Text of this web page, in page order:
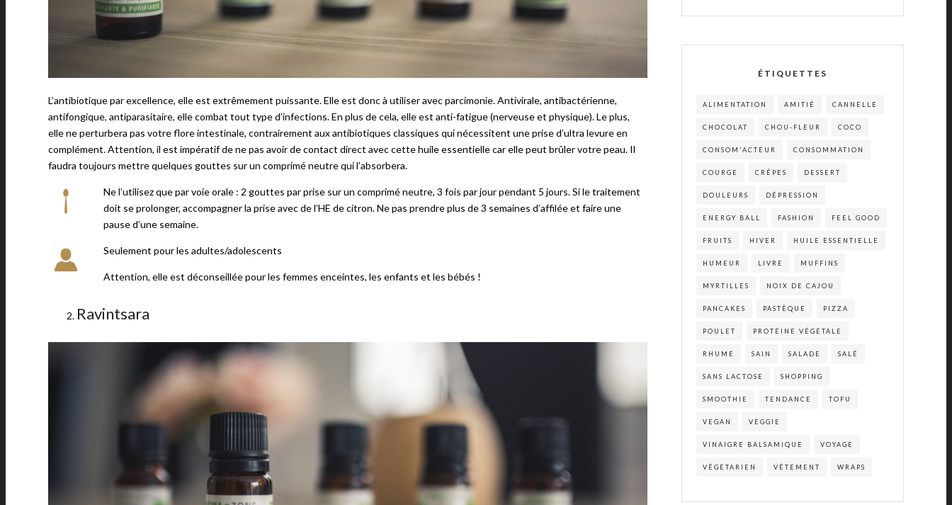
L’antibiotique par excellence, elle est extrêmement puissante. Elle est donc à utiliser avec parcimonie. Antivirale, antibactérienne,
antifongique, antiparasitaire, elle combat tout type d’infections. En plus de cela, elle est anti-fatigue (nerveuse et physique). Le plus,
elle ne perturbera pas votre flore intestinale, contrairement aux antibiotiques classiques qui nécessitent une prise d’ultra levure en
complément. Attention, il est impératif de ne pas avoir de contact direct avec cette huile essentielle car elle peut brûler votre peau. Il
faudra toujours mettre quelques gouttes sur un comprimé neutre qui l’absorbera.
Ne l’utilisez que par voie orale : 2 gouttes par prise sur un comprimé neutre, 3 fois par jour pendant 5 jours. Si le traitement
doit se prolonger, accompagner la prise avec de l’HE de citron. Ne pas prendre plus de 3 semaines d’affilée et faire une
pause d’une semaine.
Seulement pour les adultes/adolescents
Attention, elle est déconseillée pour les femmes enceintes, les enfants et les bébés !
Ravintsara
ÉTIQUETTES
ALIMENTATION AMITIÉ CANNELLE
CHOCOLAT CHOU-FLEUR COCO
CONSOM'ACTEUR CONSOMMATION
COURGE CRÊPES DESSERT
DOULEURS DÉPRESSION
ENERGY BALL FASHION FEEL GOOD
FRUITS HIVER HUILE ESSENTIELLE
HUMEUR LIVRE MUFFINS
MYRTILLES NOIX DE CAJOU
PANCAKES PASTÈQUE PIZZA
POULET PROTÉINE VÉGÉTALE
RHUME SAIN SALADE SALÉ
SANS LACTOSE SHOPPING
SMOOTHIE TENDANCE TOFU
VEGAN VEGGIE
VINAIGRE BALSAMIQUE VOYAGE
VÉGÉTARIEN VÊTEMENT WRAPS